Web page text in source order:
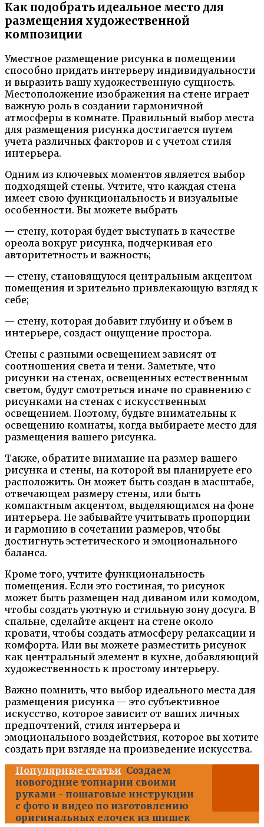
Как подобрать идеальное место для
размещения художественной
композиции
Уместное размещение рисунка в помещении
способно придать интерьеру индивидуальности
и выразить вашу художественную сущность.
Местоположение изображения на стене играет
важную роль в создании гармоничной
атмосферы в комнате. Правильный выбор места
для размещения рисунка достигается путем
учета различных факторов и с учетом стиля
интерьера.
Одним из ключевых моментов является выбор
подходящей стены. Учтите, что каждая стена
имеет свою функциональность и визуальные
особенности. Вы можете выбрать
— стену, которая будет выступать в качестве
ореола вокруг рисунка, подчеркивая его
авторитетность и важность;
— стену, становящуюся центральным акцентом
помещения и зрительно привлекающую взгляд к
себе;
— стену, которая добавит глубину и объем в
интерьере, создаст ощущение простора.
Стены с разными освещением зависят от
соотношения света и тени. Заметьте, что
рисунки на стенах, освещенных естественным
светом, будут смотреться иначе по сравнению с
рисунками на стенах с искусственным
освещением. Поэтому, будьте внимательны к
освещению комнаты, когда выбираете место для
размещения вашего рисунка.
Также, обратите внимание на размер вашего
рисунка и стены, на которой вы планируете его
расположить. Он может быть создан в масштабе,
отвечающем размеру стены, или быть
компактным акцентом, выделяющимся на фоне
интерьера. Не забывайте учитывать пропорции
и гармонию в сочетании размеров, чтобы
достигнуть эстетического и эмоционального
баланса.
Кроме того, учтите функциональность
помещения. Если это гостиная, то рисунок
может быть размещен над диваном или комодом,
чтобы создать уютную и стильную зону досуга. В
спальне, сделайте акцент на стене около
кровати, чтобы создать атмосферу релаксации и
комфорта. Или вы можете разместить рисунок
как центральный элемент в кухне, добавляющий
художественность к простому интерьеру.
Важно помнить, что выбор идеального места для
размещения рисунка — это субъективное
искусство, которое зависит от ваших личных
предпочтений, стиля интерьера и
эмоционального воздействия, которое вы хотите
создать при взгляде на произведение искусства.
Популярные статьи Создаем
новогодние топиарии своими
руками - пошаговые инструкции
с фото и видео по изготовлению
оригинальных елочек из шишек